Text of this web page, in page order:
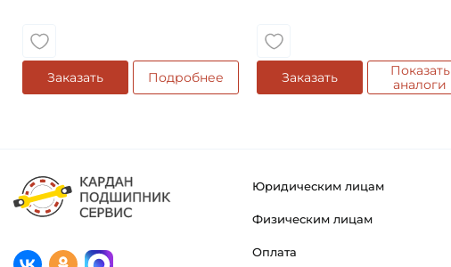
Заказать Подробнее Заказать
Показать
аналоги
Юридическим лицам
Физическим лицам
Оплата